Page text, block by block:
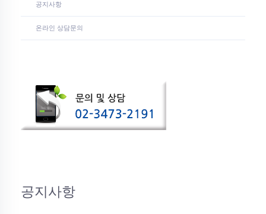
공지사항
온라인 상담문의
공지사항